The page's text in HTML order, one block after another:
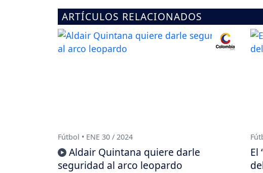
ARTÍCULOS RELACIONADOS
Fútbol • ENE 30 / 2024
Aldair Quintana quiere darle
seguridad al arco leopardo
El